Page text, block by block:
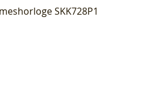
SKK728P1